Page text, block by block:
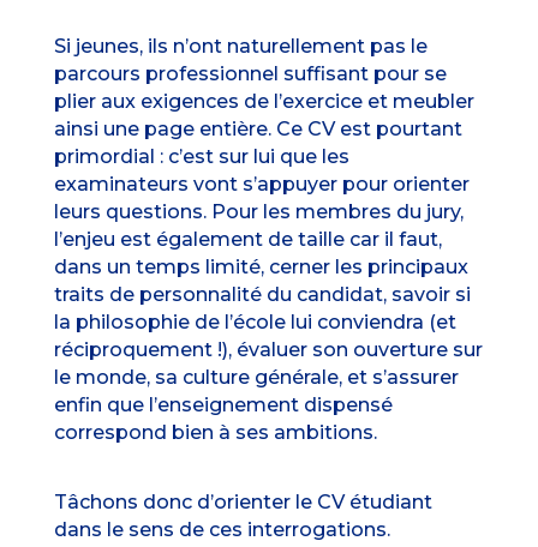
Si jeunes, ils n’ont naturellement pas le
parcours professionnel suffisant pour se
plier aux exigences de l’exercice et meubler
ainsi une page entière. Ce CV est pourtant
primordial : c’est sur lui que les
examinateurs vont s’appuyer pour orienter
leurs questions. Pour les membres du jury,
l’enjeu est également de taille car il faut,
dans un temps limité, cerner les principaux
traits de personnalité du candidat, savoir si
la philosophie de l’école lui conviendra (et
réciproquement !), évaluer son ouverture sur
le monde, sa culture générale, et s’assurer
enfin que l’enseignement dispensé
correspond bien à ses ambitions.
Tâchons donc d’orienter le CV étudiant
dans le sens de ces interrogations.